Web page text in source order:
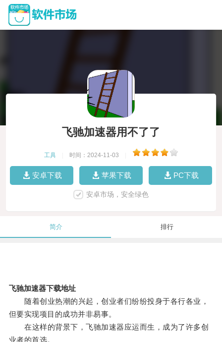
飞驰加速器用不了了
工具 时间：2024-11-03
安卓下载 苹果下载 PC下载
安卓市场，安全绿色
简介 排行
飞驰加速器下载地址
随着创业热潮的兴起，创业者们纷纷投身于各行各业，
但要实现项目的成功并非易事。
在这样的背景下，飞驰加速器应运而生，成为了许多创
业者的首选。